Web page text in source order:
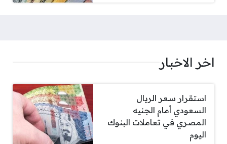
اخر الاخبار
استقرار سعر الريال
السعودي أمام الجنيه
المصري في تعاملات البنوك
اليوم